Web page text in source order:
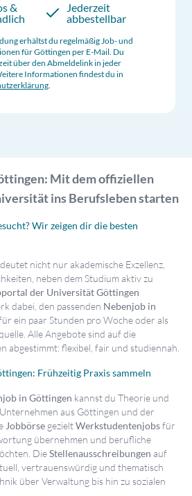
&
Jederzeit
abbestellbar
erhältst du regelmäßig Job- und
fürGöttingen per E-Mail. Du
über den Abmeldelink in jeder
Informationen findest du in
.
Mit dem offiziellen
ins Berufsleben starten
Wir zeigen dir die besten
nicht nur akademische Exzellenz,
neben dem Studium aktiv zu
der Universität Göttingen
dabei, den passenden Nebenjob in
ein paar Stunden pro Woche oder als
Alle Angebote sind auf die
abgestimmt: flexibel, fair und studiennah.
Frühzeitig Praxis sammeln
in Göttingen kannst du Theorie und
aus Göttingen und der
Jobbörse gezieltWerkstudentenjobsfür
übernehmen und berufliche
DieStellenausschreibungen auf
vertrauenswürdig und thematisch
über Verwaltung bis hin zu sozialen